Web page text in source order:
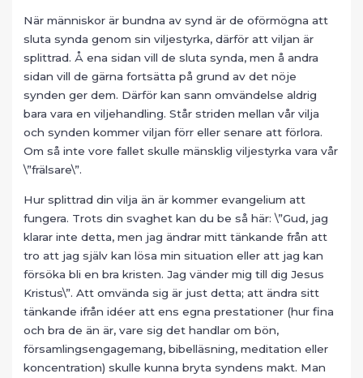
När människor är bundna av synd är de oförmögna att
sluta synda genom sin viljestyrka, därför att viljan är
splittrad. Å ena sidan vill de sluta synda, men å andra
sidan vill de gärna fortsätta på grund av det nöje
synden ger dem. Därför kan sann omvändelse aldrig
bara vara en viljehandling. Står striden mellan vår vilja
och synden kommer viljan förr eller senare att förlora.
Om så inte vore fallet skulle mänsklig viljestyrka vara vår
\”frälsare\”.
Hur splittrad din vilja än är kommer evangelium att
fungera. Trots din svaghet kan du be så här: \”Gud, jag
klarar inte detta, men jag ändrar mitt tänkande från att
tro att jag själv kan lösa min situation eller att jag kan
försöka bli en bra kristen. Jag vänder mig till dig Jesus
Kristus\”. Att omvända sig är just detta; att ändra sitt
tänkande ifrån idéer att ens egna prestationer (hur fina
och bra de än är, vare sig det handlar om bön,
församlingsengagemang, bibelläsning, meditation eller
koncentration) skulle kunna bryta syndens makt. Man